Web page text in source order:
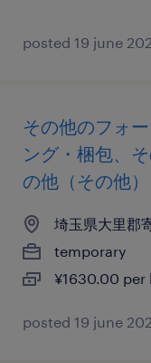
posted 19 june
その他のフォ
ング・梱包、
の他（その他）
埼玉県大里郡
temporary
¥1630.00 per
posted 19 june